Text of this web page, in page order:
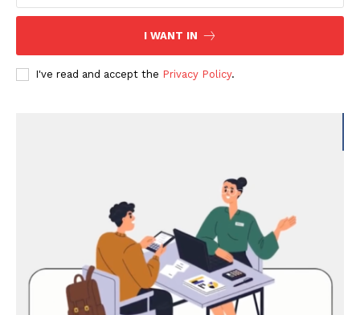
I WANT IN
I've read and accept the Privacy Policy.